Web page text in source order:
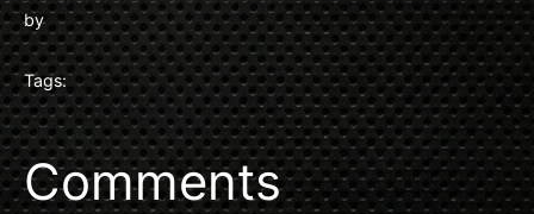
by
Tags:
Comments